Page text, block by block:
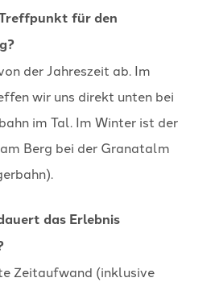
für den
der Jahreszeit ab. Im
wir uns direkt unten bei
im Tal. Im Winter ist der
Berg bei der Granatalm
das Erlebnis
Zeitaufwand (inklusive